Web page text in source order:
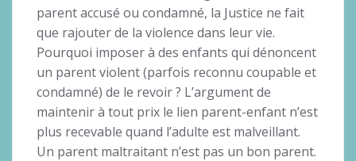
parent accusé ou condamné, la Justice ne fait
que rajouter de la violence dans leur vie.
Pourquoi imposer à des enfants qui dénoncent
un parent violent (parfois reconnu coupable et
condamné) de le revoir ? L’argument de
maintenir à tout prix le lien parent-enfant n’est
plus recevable quand l’adulte est malveillant.
Un parent maltraitant n’est pas un bon parent.